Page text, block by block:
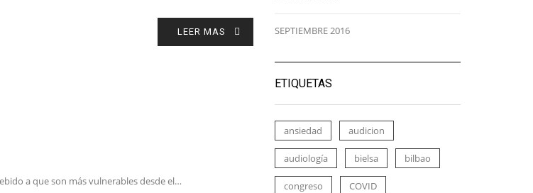
LEER MAS
a que son más vulnerables desde el…
SEPTIEMBRE 2016
ETIQUETAS
ansiedad audicion
audiología bielsa bilbao
congreso COVID